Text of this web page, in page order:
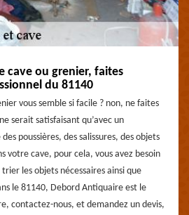
cave ou grenier, faites
du 81140
vous semble si facile ? non, ne faites
serait satisfaisant qu’avec un
poussières, des salissures, des objets
votre cave, pour cela, vous avez besoin
les objets nécessaires ainsi que
le 81140, Debord Antiquaire est le
contactez-nous, et demandez un devis,